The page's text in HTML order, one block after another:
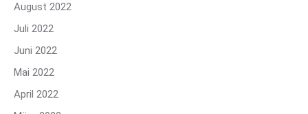
August 2022
Juli 2022
Juni 2022
Mai 2022
April 2022